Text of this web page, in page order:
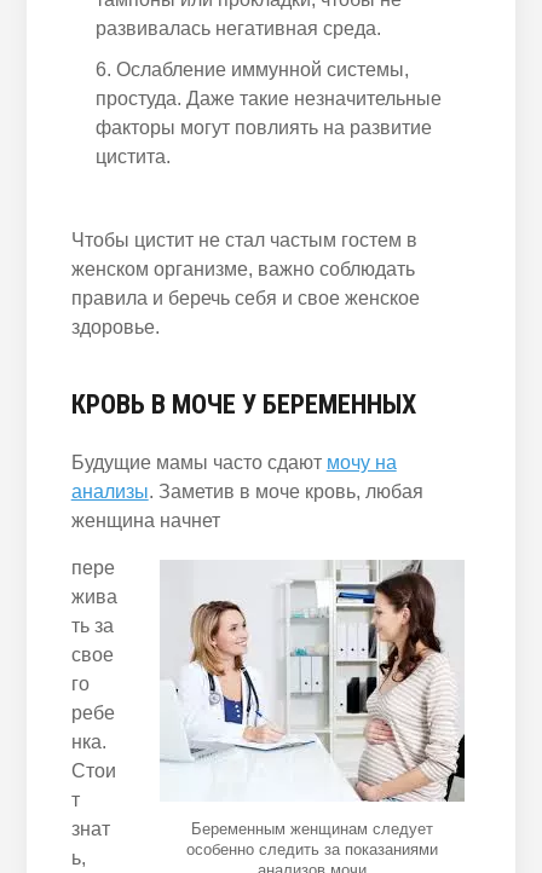
развивалась негативная среда.
Ослабление иммунной системы,
простуда. Даже такие незначительные
факторы могут повлиять на развитие
цистита.
Чтобы цистит не стал частым гостем в
женском организме, важно соблюдать
правила и беречь себя и свое женское
здоровье.
КРОВЬ В МОЧЕ У БЕРЕМЕННЫХ
Будущие мамы часто сдают мочу на
анализы. Заметив в моче кровь, любая
женщина начнет
Беременным женщинам следует
особенно следить за показаниями
пере
жива
ть за
свое
го
ребе
нка.
Стои
т
знат
ь,